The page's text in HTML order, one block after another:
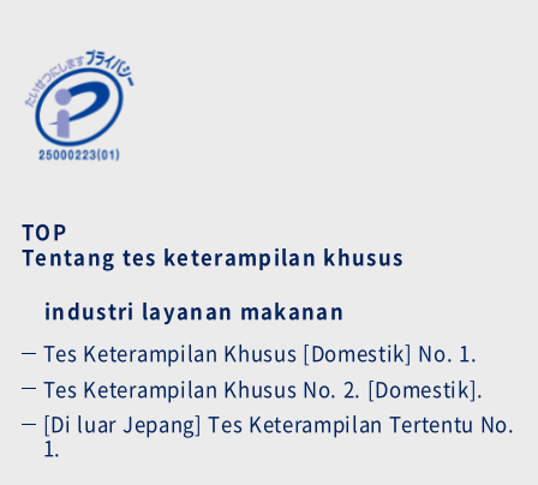
TOP
Tentang tes keterampilan khusus
industri layanan makanan
Tes Keterampilan Khusus [Domestik] No. 1.
Tes Keterampilan Khusus No. 2. [Domestik].
[Di luar Jepang] Tes Keterampilan Tertentu No.
1.